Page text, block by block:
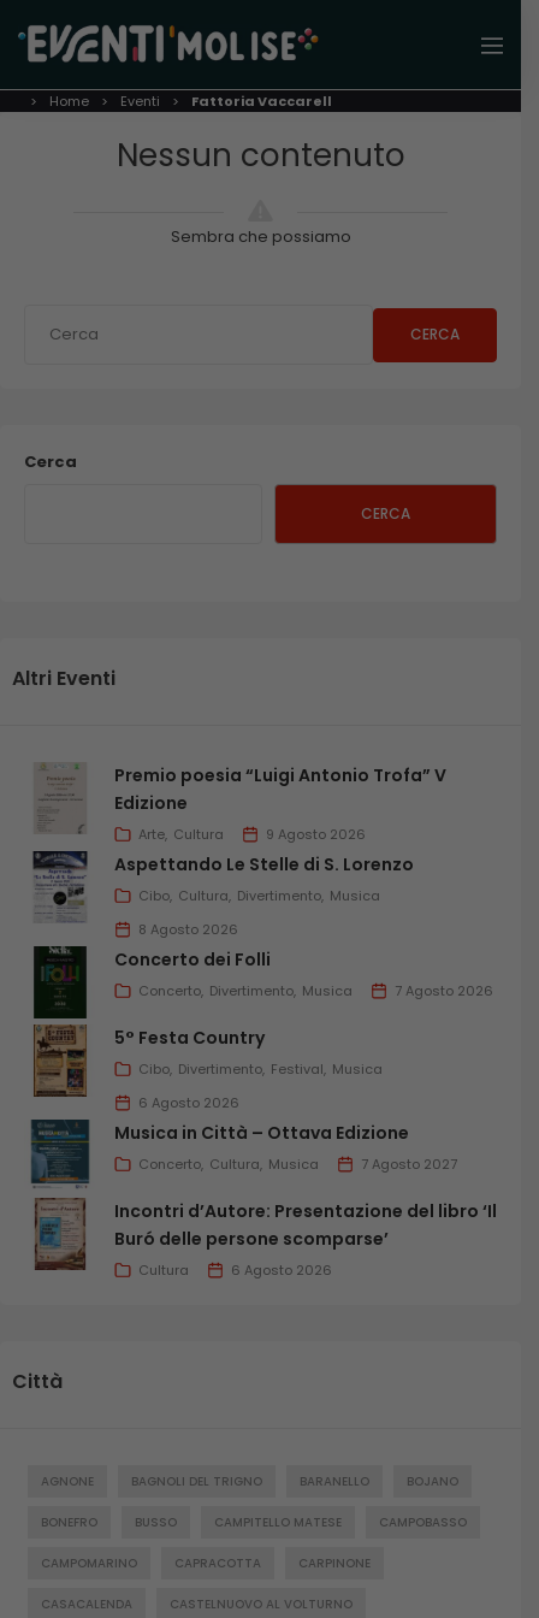
Home Eventi Fattoria Vaccarell
Nessun contenuto
Sembra che possiamo
CERCA
Cerca
CERCA
Altri Eventi
Premio poesia “Luigi Antonio Trofa” V
Edizione
Arte Cultura 9 Agosto 2026
Aspettando Le Stelle di S. Lorenzo
Cibo Cultura Divertimento Musica
8 Agosto 2026
Concerto dei Folli
Concerto Divertimento Musica 7 Agosto 2026
5° Festa Country
Cibo Divertimento Festival Musica
6 Agosto 2026
Musica in Città – Ottava Edizione
Concerto Cultura Musica 7 Agosto 2027
Incontri d’Autore: Presentazione del libro ‘Il
Buró delle persone scomparse’
Cultura 6 Agosto 2026
Città
AGNONE BAGNOLI DEL TRIGNO BARANELLO BOJANO
BONEFRO BUSSO CAMPITELLO MATESE CAMPOBASSO
CAMPOMARINO CAPRACOTTA CARPINONE
CASACALENDA CASTELNUOVO AL VOLTURNO